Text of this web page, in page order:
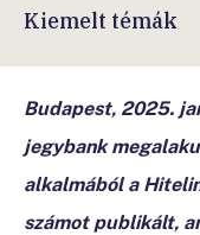
Kiemelt témák
Budapest, 2025.
jegybank
alkalmából a
számot publikált,